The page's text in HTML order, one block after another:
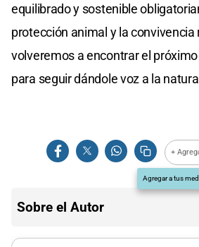
equilibrado y sostenible
protección animal y la
volveremos a encontrar el
para seguir dándole voz a la
+
Agregar a tus
Sobre el Autor